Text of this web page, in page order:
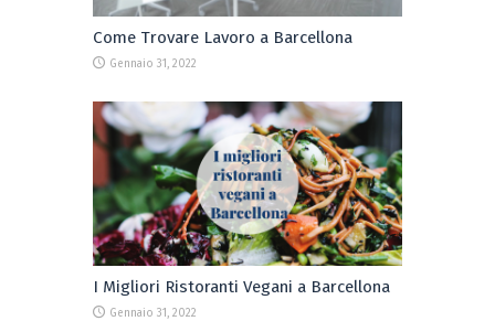
Come Trovare Lavoro a Barcellona
Gennaio 31, 2022
I Migliori Ristoranti Vegani a Barcellona
Gennaio 31, 2022